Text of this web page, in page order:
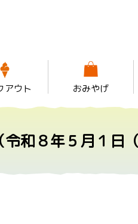
アウト おみやげ
和８年５月１日